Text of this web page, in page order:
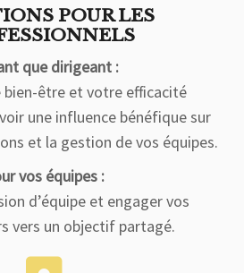
POUR LES
que dirigeant :
être et votre efficacité
une influence bénéfique sur
et la gestion de vos équipes.
vos équipes :
d’équipe et engager vos
vers un objectif partagé.